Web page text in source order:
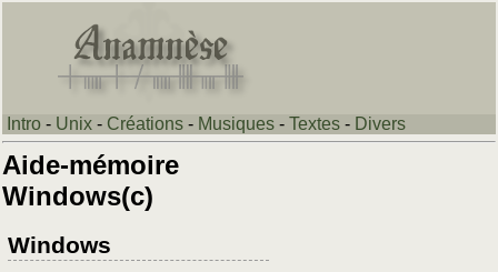
Intro - Unix - Créations - Musiques - Textes - Divers
Aide-mémoire
Windows(c)
Windows